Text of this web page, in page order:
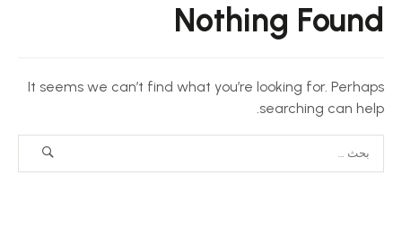
Nothing Found
It seems we can’t find what you’re looking for. Perhaps
searching can help.